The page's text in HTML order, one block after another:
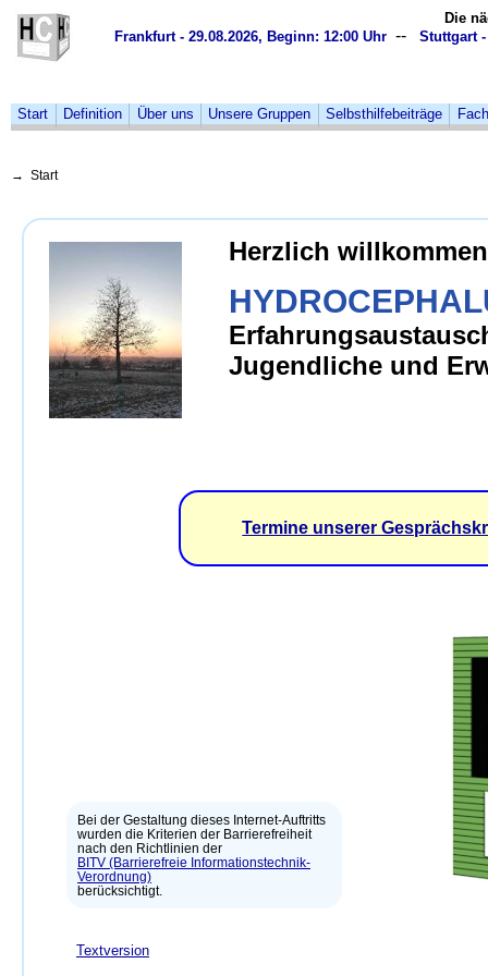
Start Definition Über uns Unsere Gruppen Selbsthilfebeiträge
→ Start
Herzlich willkommen
Jugendliche und
Termine unserer
Die
Frankfurt - 29.08.2026, Beginn: 12:00 Uhr --Stuttgart -
Bei der Gestaltung dieses Internet-Auftritts
wurden die Kriterien der Barrierefreiheit
nach den Richtlinien der
BITV (Barrierefreie Informationstechnik-
Verordnung)
berücksichtigt.
Textversion